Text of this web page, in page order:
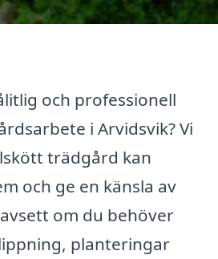
och professionell
i Arvidsvik? Vi
trädgård kan
och ge en känsla av
om du behöver
planteringar